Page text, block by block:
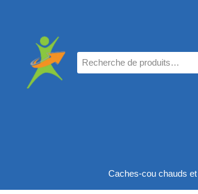
Recherche
pour :
Caches-cou chauds